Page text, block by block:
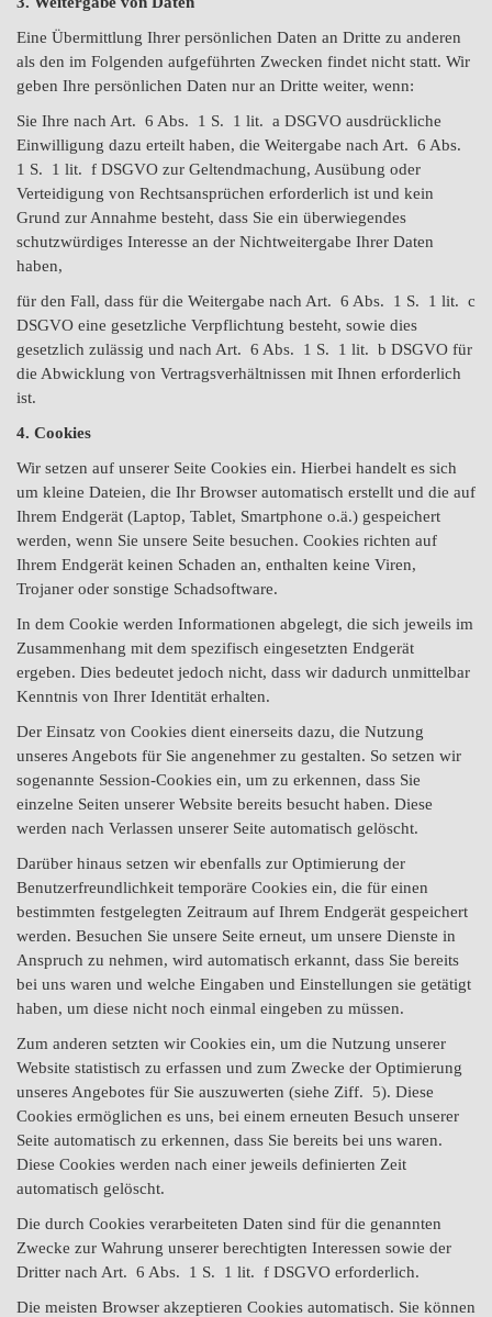
Eine Übermittlung Ihrer persönlichen Daten an Dritte zu anderen
als den im Folgenden aufgeführten Zwecken findet nicht statt. Wir
geben Ihre persönlichen Daten nur an Dritte weiter, wenn:
Sie Ihre nach Art. 6 Abs. 1 S. 1 lit. a DSGVO ausdrückliche
Einwilligung dazu erteilt haben, die Weitergabe nach Art. 6 Abs.
1 S. 1 lit. f DSGVO zur Geltendmachung, Ausübung oder
Verteidigung von Rechtsansprüchen erforderlich ist und kein
Grund zur Annahme besteht, dass Sie ein überwiegendes
schutzwürdiges Interesse an der Nichtweitergabe Ihrer Daten
haben,
für den Fall, dass für die Weitergabe nach Art. 6 Abs. 1 S. 1 lit. c
DSGVO eine gesetzliche Verpflichtung besteht, sowie dies
gesetzlich zulässig und nach Art. 6 Abs. 1 S. 1 lit. b DSGVO für
die Abwicklung von Vertragsverhältnissen mit Ihnen erforderlich
ist.
4. Cookies
Wir setzen auf unserer Seite Cookies ein. Hierbei handelt es sich
um kleine Dateien, die Ihr Browser automatisch erstellt und die auf
Ihrem Endgerät (Laptop, Tablet, Smartphone o.ä.) gespeichert
werden, wenn Sie unsere Seite besuchen. Cookies richten auf
Ihrem Endgerät keinen Schaden an, enthalten keine Viren,
Trojaner oder sonstige Schadsoftware.
In dem Cookie werden Informationen abgelegt, die sich jeweils im
Zusammenhang mit dem spezifisch eingesetzten Endgerät
ergeben. Dies bedeutet jedoch nicht, dass wir dadurch unmittelbar
Kenntnis von Ihrer Identität erhalten.
Der Einsatz von Cookies dient einerseits dazu, die Nutzung
unseres Angebots für Sie angenehmer zu gestalten. So setzen wir
sogenannte Session-Cookies ein, um zu erkennen, dass Sie
einzelne Seiten unserer Website bereits besucht haben. Diese
werden nach Verlassen unserer Seite automatisch gelöscht.
Darüber hinaus setzen wir ebenfalls zur Optimierung der
Benutzerfreundlichkeit temporäre Cookies ein, die für einen
bestimmten festgelegten Zeitraum auf Ihrem Endgerät gespeichert
werden. Besuchen Sie unsere Seite erneut, um unsere Dienste in
Anspruch zu nehmen, wird automatisch erkannt, dass Sie bereits
bei uns waren und welche Eingaben und Einstellungen sie getätigt
haben, um diese nicht noch einmal eingeben zu müssen.
Zum anderen setzten wir Cookies ein, um die Nutzung unserer
Website statistisch zu erfassen und zum Zwecke der Optimierung
unseres Angebotes für Sie auszuwerten (siehe Ziff. 5). Diese
Cookies ermöglichen es uns, bei einem erneuten Besuch unserer
Seite automatisch zu erkennen, dass Sie bereits bei uns waren.
Diese Cookies werden nach einer jeweils definierten Zeit
automatisch gelöscht.
Die durch Cookies verarbeiteten Daten sind für die genannten
Zwecke zur Wahrung unserer berechtigten Interessen sowie der
Dritter nach Art. 6 Abs. 1 S. 1 lit. f DSGVO erforderlich.
Die meisten Browser akzeptieren Cookies automatisch. Sie können